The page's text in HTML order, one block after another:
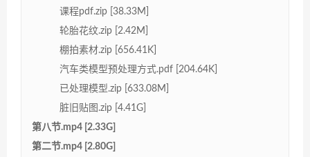
课程pdf.zip [38.33M]
轮胎花纹.zip [2.42M]
棚拍素材.zip [656.41K]
汽车类模型预处理方式.pdf [204.64K]
已处理模型.zip [633.08M]
脏旧贴图.zip [4.41G]
第八节.mp4 [2.33G]
第二节.mp4 [2.80G]